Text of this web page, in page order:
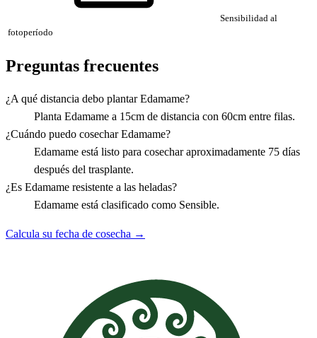
Sensibilidad al
fotoperíodo
Preguntas frecuentes
¿A qué distancia debo plantar Edamame?
Planta Edamame a 15cm de distancia con 60cm entre filas.
¿Cuándo puedo cosechar Edamame?
Edamame está listo para cosechar aproximadamente 75 días
después del trasplante.
¿Es Edamame resistente a las heladas?
Edamame está clasificado como Sensible.
Calcula su fecha de cosecha →